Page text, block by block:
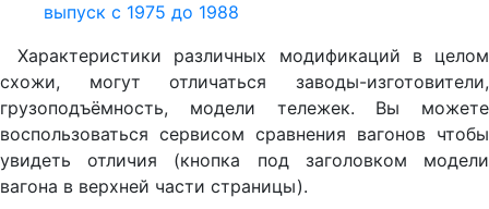
выпуск с 1975 до 1988
Характеристики различных модификаций в целом
схожи, могут отличаться заводы-изготовители,
грузоподъёмность, модели тележек. Вы можете
воспользоваться сервисом сравнения вагонов чтобы
увидеть отличия (кнопка под заголовком модели
вагона в верхней части страницы).